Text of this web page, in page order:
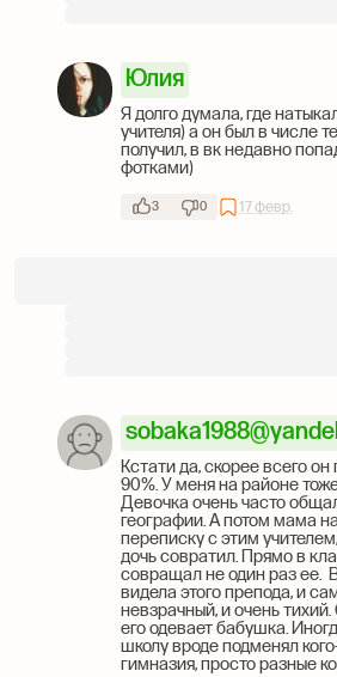
Юлия
Я долго думала, где
учителя) а он был в числе
получил, в вк недавно
фотками)
3 0 17 февр.
Кстати да, скорее всего
90%. У меня на районе
Девочка очень часто
географии. А потом мама
переписку с этим
дочь совратил. Прямо в
совращал не один раз ее.
видела этого препода, и
невзрачный, и очень тихий.
его одевает бабушка.
школу вроде подменял
гимназия, просто разные